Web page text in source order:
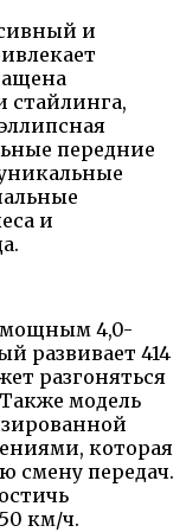
и
стайлинга,
передние
и
мощным 4,0-
развивает 414
разгоняться
модель
которая
смену передач.
км/ч.